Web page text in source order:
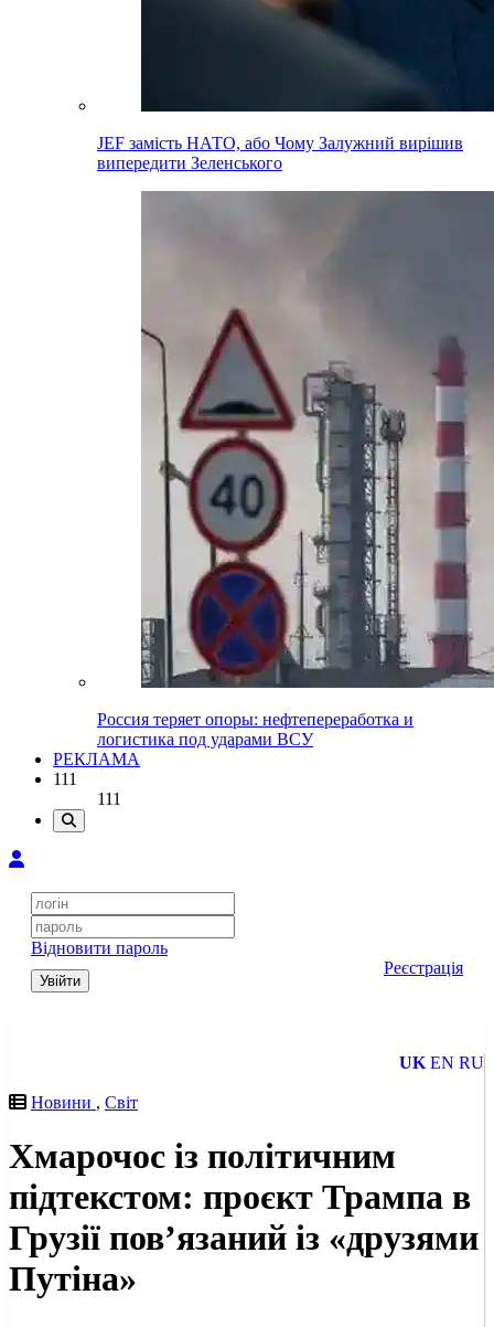
JEF замість НАТО, або Чому Залужний вирішив
випередити Зеленського
Россия теряет опоры: нефтепереработка и
логистика под ударами ВСУ
РЕКЛАМА
111
111
Відновити пароль
Увійти
Реєстрація
UK EN RU
Новини , Світ
Хмарочос із політичним
підтекстом: проєкт Трампа в
Грузії пов’язаний із «друзями
Путіна»